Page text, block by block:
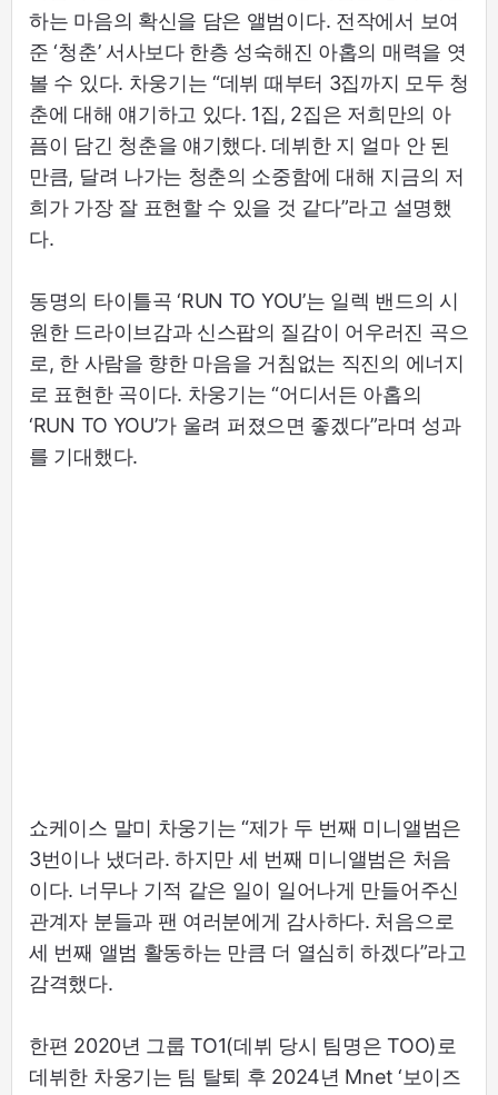
하는 마음의 확신을 담은 앨범이다. 전작에서 보여
준 ‘청춘’ 서사보다 한층 성숙해진 아홉의 매력을 엿
볼 수 있다. 차웅기는 “데뷔 때부터 3집까지 모두 청
춘에 대해 얘기하고 있다. 1집, 2집은 저희만의 아
픔이 담긴 청춘을 얘기했다. 데뷔한 지 얼마 안 된
만큼, 달려 나가는 청춘의 소중함에 대해 지금의 저
희가 가장 잘 표현할 수 있을 것 같다”라고 설명했
다.
동명의 타이틀곡 ‘RUN TO YOU’는 일렉 밴드의 시
원한 드라이브감과 신스팝의 질감이 어우러진 곡으
로, 한 사람을 향한 마음을 거침없는 직진의 에너지
로 표현한 곡이다. 차웅기는 “어디서든 아홉의
‘RUN TO YOU’가 울려 퍼졌으면 좋겠다”라며 성과
를 기대했다.
쇼케이스 말미 차웅기는 “제가 두 번째 미니앨범은
3번이나 냈더라. 하지만 세 번째 미니앨범은 처음
이다. 너무나 기적 같은 일이 일어나게 만들어주신
관계자 분들과 팬 여러분에게 감사하다. 처음으로
세 번째 앨범 활동하는 만큼 더 열심히 하겠다”라고
감격했다.
한편 2020년 그룹 TO1(데뷔 당시 팀명은 TOO)로
데뷔한 차웅기는 팀 탈퇴 후 2024년 Mnet ‘보이즈